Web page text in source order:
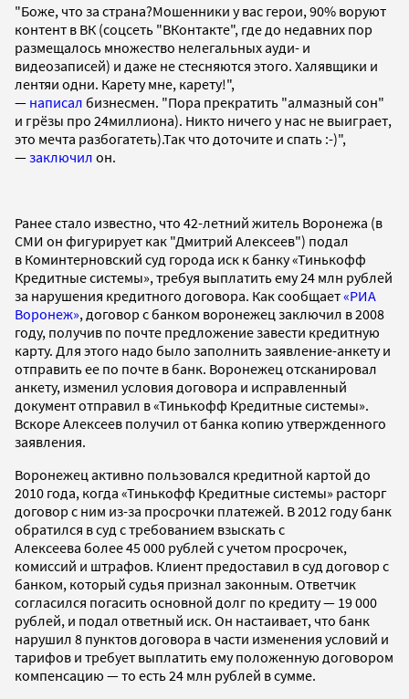
"Боже, что за страна?Мошенники у вас герои, 90% воруют
контент в ВК (соцсеть "ВКонтакте", где до недавних пор
размещалось множество нелегальных ауди- и
видеозаписей) и даже не стесняются этого. Халявщики и
лентяи одни. Карету мне, карету!",
— написал бизнесмен. "Пора прекратить "алмазный сон"
и грёзы про 24миллиона). Никто ничего у нас не выиграет,
это мечта разбогатеть).Так что доточите и спать :-)",
—заключил он.
Ранее стало известно, что 42-летний житель Воронежа (в
СМИ он фигурирует как "Дмитрий Алексеев") подал
в Коминтерновский суд города иск к банку «Тинькофф
Кредитные системы», требуя выплатить ему 24 млн рублей
за нарушения кредитного договора. Как сообщает«РИА
Воронеж», договор с банком воронежец заключил в 2008
году, получив по почте предложение завести кредитную
карту. Для этого надо было заполнить заявление-анкету и
отправить ее по почте в банк. Воронежец отсканировал
анкету, изменил условия договора и исправленный
документ отправил в «Тинькофф Кредитные системы».
Вскоре Алексеев получил от банка копию утвержденного
заявления.
Воронежец активно пользовался кредитной картой до
2010 года, когда «Тинькофф Кредитные системы» расторг
договор с ним из-за просрочки платежей. В 2012 году банк
обратился в суд с требованием взыскать с
Алексеева более 45 000 рублей с учетом просрочек,
комиссий и штрафов. Клиент предоставил в суд договор с
банком, который судья признал законным. Ответчик
согласился погасить основной долг по кредиту — 19 000
рублей, и подал ответный иск. Он настаивает, что банк
нарушил 8 пунктов договора в части изменения условий и
тарифов и требует выплатить ему положенную договором
компенсацию — то есть 24 млн рублей в сумме.